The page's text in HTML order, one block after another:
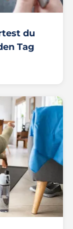
du
Tag